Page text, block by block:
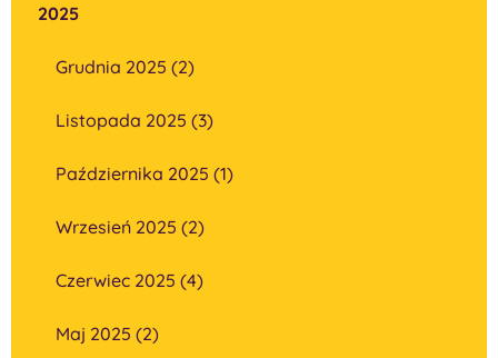
2025
Grudnia 2025 (2)
Listopada 2025 (3)
Października 2025 (1)
Wrzesień 2025 (2)
Czerwiec 2025 (4)
Maj 2025 (2)